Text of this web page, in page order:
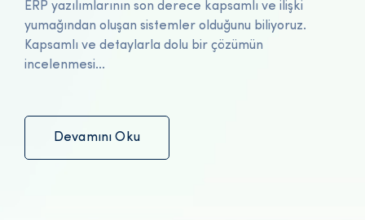
ERP yazılımlarının son derece kapsamlı ve ilişki
yumağından oluşan sistemler olduğunu biliyoruz.
Kapsamlı ve detaylarla dolu bir çözümün
incelenmesi...
Devamını Oku